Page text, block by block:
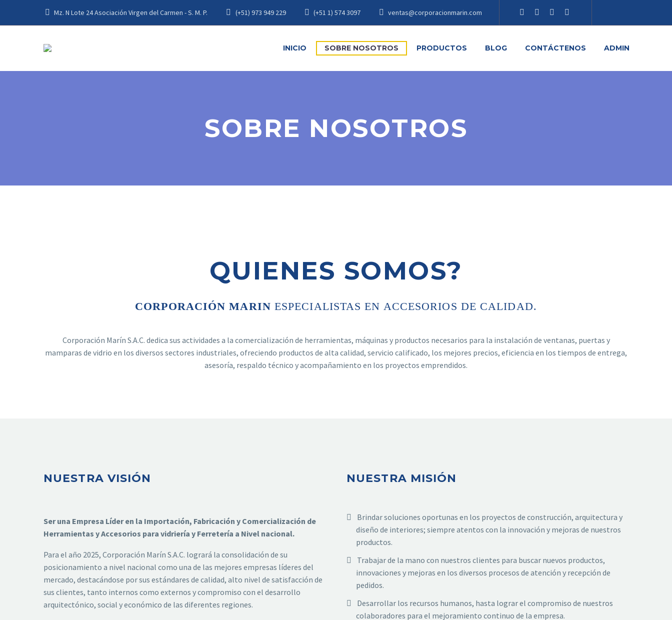
Mz. N Lote 24 Asociación Virgen del Carmen - S. M. P. (+51) 973 949 229 (+51 1) 574 3097 ventas@corporacionmarin.com
INICIO SOBRE NOSOTROS PRODUCTOS BLOG CONTÁCTENOS ADMIN
SOBRE NOSOTROS
QUIENES SOMOS?
CORPORACIÓN MARIN ESPECIALISTAS EN ACCESORIOS DE CALIDAD.
Corporación Marín S.A.C. dedica sus actividades a la comercialización de herramientas, máquinas y productos necesarios para la instalación de ventanas, puertas y
mamparas de vidrio en los diversos sectores industriales, ofreciendo productos de alta calidad, servicio calificado, los mejores precios, eficiencia en los tiempos de entrega,
asesoría, respaldo técnico y acompañamiento en los proyectos emprendidos.
NUESTRA VISIÓN
Ser una Empresa Líder en la Importación, Fabricación y Comercialización de
Herramientas y Accesorios para vidriería y Ferretería a Nivel nacional.
Para el año 2025, Corporación Marín S.A.C. logrará la consolidación de su
posicionamiento a nivel nacional como una de las mejores empresas líderes del
mercado, destacándose por sus estándares de calidad, alto nivel de satisfacción de
sus clientes, tanto internos como externos y compromiso con el desarrollo
arquitectónico, social y económico de las diferentes regiones.
NUESTRA MISIÓN
Brindar soluciones oportunas en los proyectos de construcción, arquitectura y
diseño de interiores; siempre atentos con la innovación y mejoras de nuestros
productos.
Trabajar de la mano con nuestros clientes para buscar nuevos productos,
innovaciones y mejoras en los diversos procesos de atención y recepción de
pedidos.
Desarrollar los recursos humanos, hasta lograr el compromiso de nuestros
colaboradores para el mejoramiento continuo de la empresa.